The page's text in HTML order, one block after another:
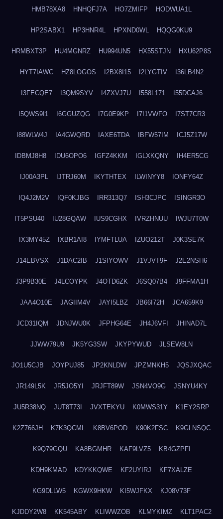
HMB78XA8 HNHQFJ7A HO7ZMIFP HODWUA1L
HP2SABX1 HP3HNR4L HPXND0WL HQQG0KU9
HRMBXT3P HU4MGNRZ HU994UN5 HX55STJN HXU62P8S
HYT7IAWC HZ8LOGOS I2BX8I15 I2LYGTIV I36LB4N2
I3FECQE7 I3QM9SYV I4ZXVJ7U I558L171 I55DCAJ6
I5QWS9I1 I6GGUZQG I7G0E9KP I7I1VWFO I7ST7CR3
I88WLW4J IA4GWQRD IAXE6TDA IBFW57IM ICJ5Z17W
IDBMJ8H8 IDU6OPO6 IGFZ4KKM IGLXKQNY IH4ER5CG
IJ00A3PL IJTRJ60M IKYTHTEX ILWINYY8 IONFY64Z
IQ4J2M2V IQF0KJBG IRR313Q7 ISH3CJPC ISINGR3O
IT5PSU40 IU28GQAW IUS9CGHX IVRZHNUU IWJU7T0W
IX3MY45Z IXBR1AI8 IYMFTLUA IZUO212T J0K3SE7K
J14EBVSX J1DAC2IB J1SIYOWV J1VJVT9F J2E2NSH6
J3P9B30E J4LCOYPK J4OTD6ZK J6SQ07B4 J9FFMA1H
JAA4O10E JAGIIM4V JAYI5LBZ JB66I72H JCA659K9
JCD31IQM JDNJWU0K JFPHG64E JH4J6VFI JHINAD7L
JJWW79U9 JK5YG3SW JKYPYWUD JLSEW8LN
JO1U5CJB JOYPUJ85 JP2KNLDW JPZMNKH5 JQSJXQAC
JR149L5K JR5JO5YI JRJFT89W JSN4VO9G JSNYU4KY
JU5R38NQ JUT8T73I JVXTEKYU K0MWS31Y K1EY2SRP
K2Z766JH K7K3QCML K8BV6POD K90K2FSC K9GLNSQC
K9Q79GQU KA8BGMHR KAF9LVZ5 KB4GZPFI
KDH9KMAD KDYKKQWE KF2UYIRJ KF7XALZE
KG9DLLW5 KGWX9HKW KI5WJFKX KJ08V73F
KJDDY2W8 KK545ABY KLIWWZOB KLMYKIMZ KLT1PAC2